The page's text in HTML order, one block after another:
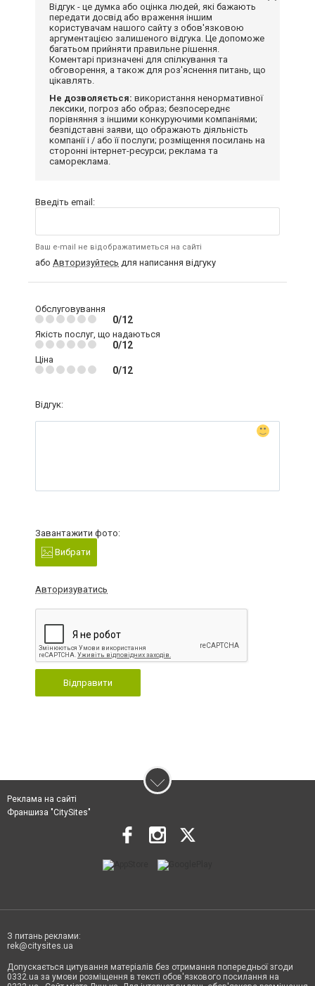
Відгук - це думка або оцінка людей, які бажають
передати досвід або враження іншим
користувачам нашого сайту з обов'язковою
аргументацією залишеного відгука. Це допоможе
багатьом прийняти правильне рішення.
Коментарі призначені для спілкування та
обговорення, а також для роз'яснення питань, що
цікавлять.
Не дозволяється: використання ненормативної
лексики, погроз або образ; безпосереднє
порівняння з іншими конкуруючими компаніями;
безпідставні заяви, що ображають діяльність
компанії і / або її послуги; розміщення посилань на
сторонні інтернет-ресурси; реклама та
самореклама.
Введіть email:
Ваш e-mail не відображатиметься на сайті
або Авторизуйтесь для написання відгуку
Обслуговування
0/12
Якість послуг, що надаються
0/12
Ціна
0/12
Відгук:
Завантажити фото:
Вибрати
Авторизуватись
Відправити
Реклама на сайті
Франшиза "CitySites"
З питань реклами:
rek@citysites.ua
Допускається цитування матеріалів без отримання попередньої згоди
0332.ua за умови розміщення в тексті обов'язкового посилання на